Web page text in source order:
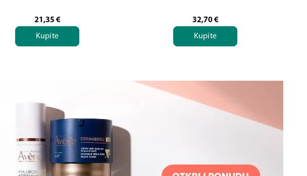
21,35 €
Kupite
32,70 €
Kupite